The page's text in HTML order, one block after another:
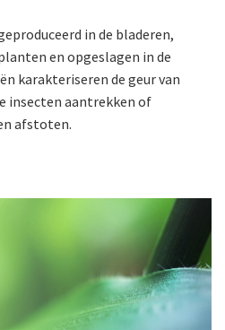
in de bladeren,
en opgeslagen in de
karakteriseren de geur van
insecten aantrekken of
afstoten.